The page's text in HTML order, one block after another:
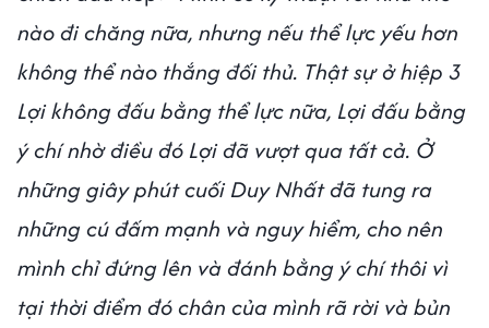
nào đi chăng nữa, nhưng nếu thể lực yếu hơn
không thể nào thắng đối thủ. Thật sự ở hiệp 3
Lợi không đấu bằng thể lực nữa, Lợi đấu bằng
ý chí nhờ điều đó Lợi đã vượt qua tất cả. Ở
những giây phút cuối Duy Nhất đã tung ra
những cú đấm mạnh và nguy hiểm, cho nên
mình chỉ đứng lên và đánh bằng ý chí thôi vì
tại thời điểm đó chân của mình rã rời và bủn